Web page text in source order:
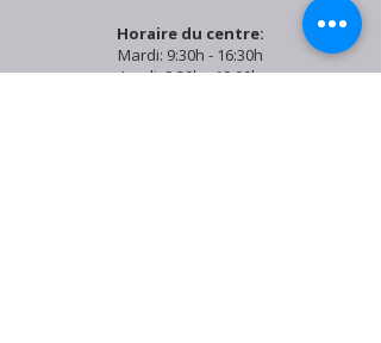
Horaire du centre:
Mardi: 9:30h - 16:30h
Jeudi: 9:30h - 19:00h